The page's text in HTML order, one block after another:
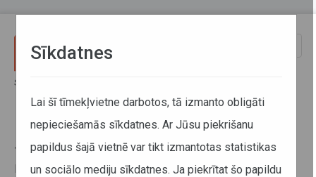
Sākums
Slēdzamie reisi
Pārvadātājs var ierosināt pasūtītājam – Autotransporta
Sīkdatnes
Lai šī tīmekļvietne darbotos, tā izmanto obligāti
nepieciešamās sīkdatnes. Ar Jūsu piekrišanu
papildus šajā vietnē var tikt izmantotas statistikas
un sociālo mediju sīkdatnes. Ja piekrītat šo papildu